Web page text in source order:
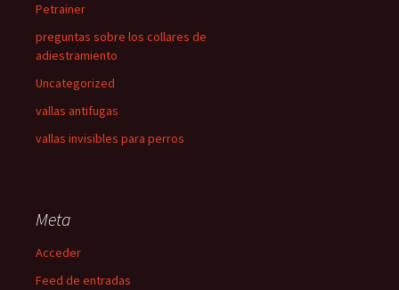
Petrainer
preguntas sobre los collares de
adiestramiento
Uncategorized
vallas antifugas
vallas invisibles para perros
Meta
Acceder
Feed de entradas